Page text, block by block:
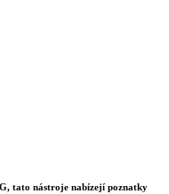
tato nástroje nabízejí poznatky